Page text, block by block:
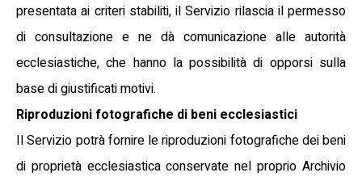
presentata ai criteri stabiliti, il Servizio rilascia il permesso
di consultazione e ne dà comunicazione alle autorità
ecclesiastiche, che hanno la possibilità di opporsi sulla
base di giustificati motivi.
Riproduzioni fotografiche di beni ecclesiastici
Il Servizio potrà fornire le riproduzioni fotografiche dei beni
di proprietà ecclesiastica conservate nel proprio Archivio